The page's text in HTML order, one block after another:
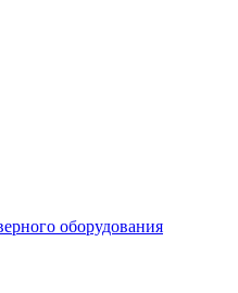
оборудования